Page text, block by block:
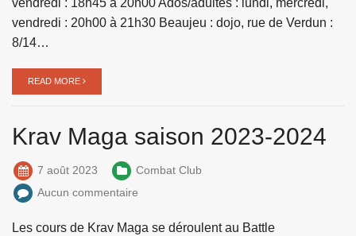
vendredi : 18h45 à 20h00 Ados/adultes : lundi, mercredi,
vendredi : 20h00 à 21h30 Beaujeu : dojo, rue de Verdun :
8/14…
READ MORE
Krav Maga saison 2023-2024
7 août 2023
Combat Club
Aucun commentaire
Les cours de Krav Maga se déroulent au Battle